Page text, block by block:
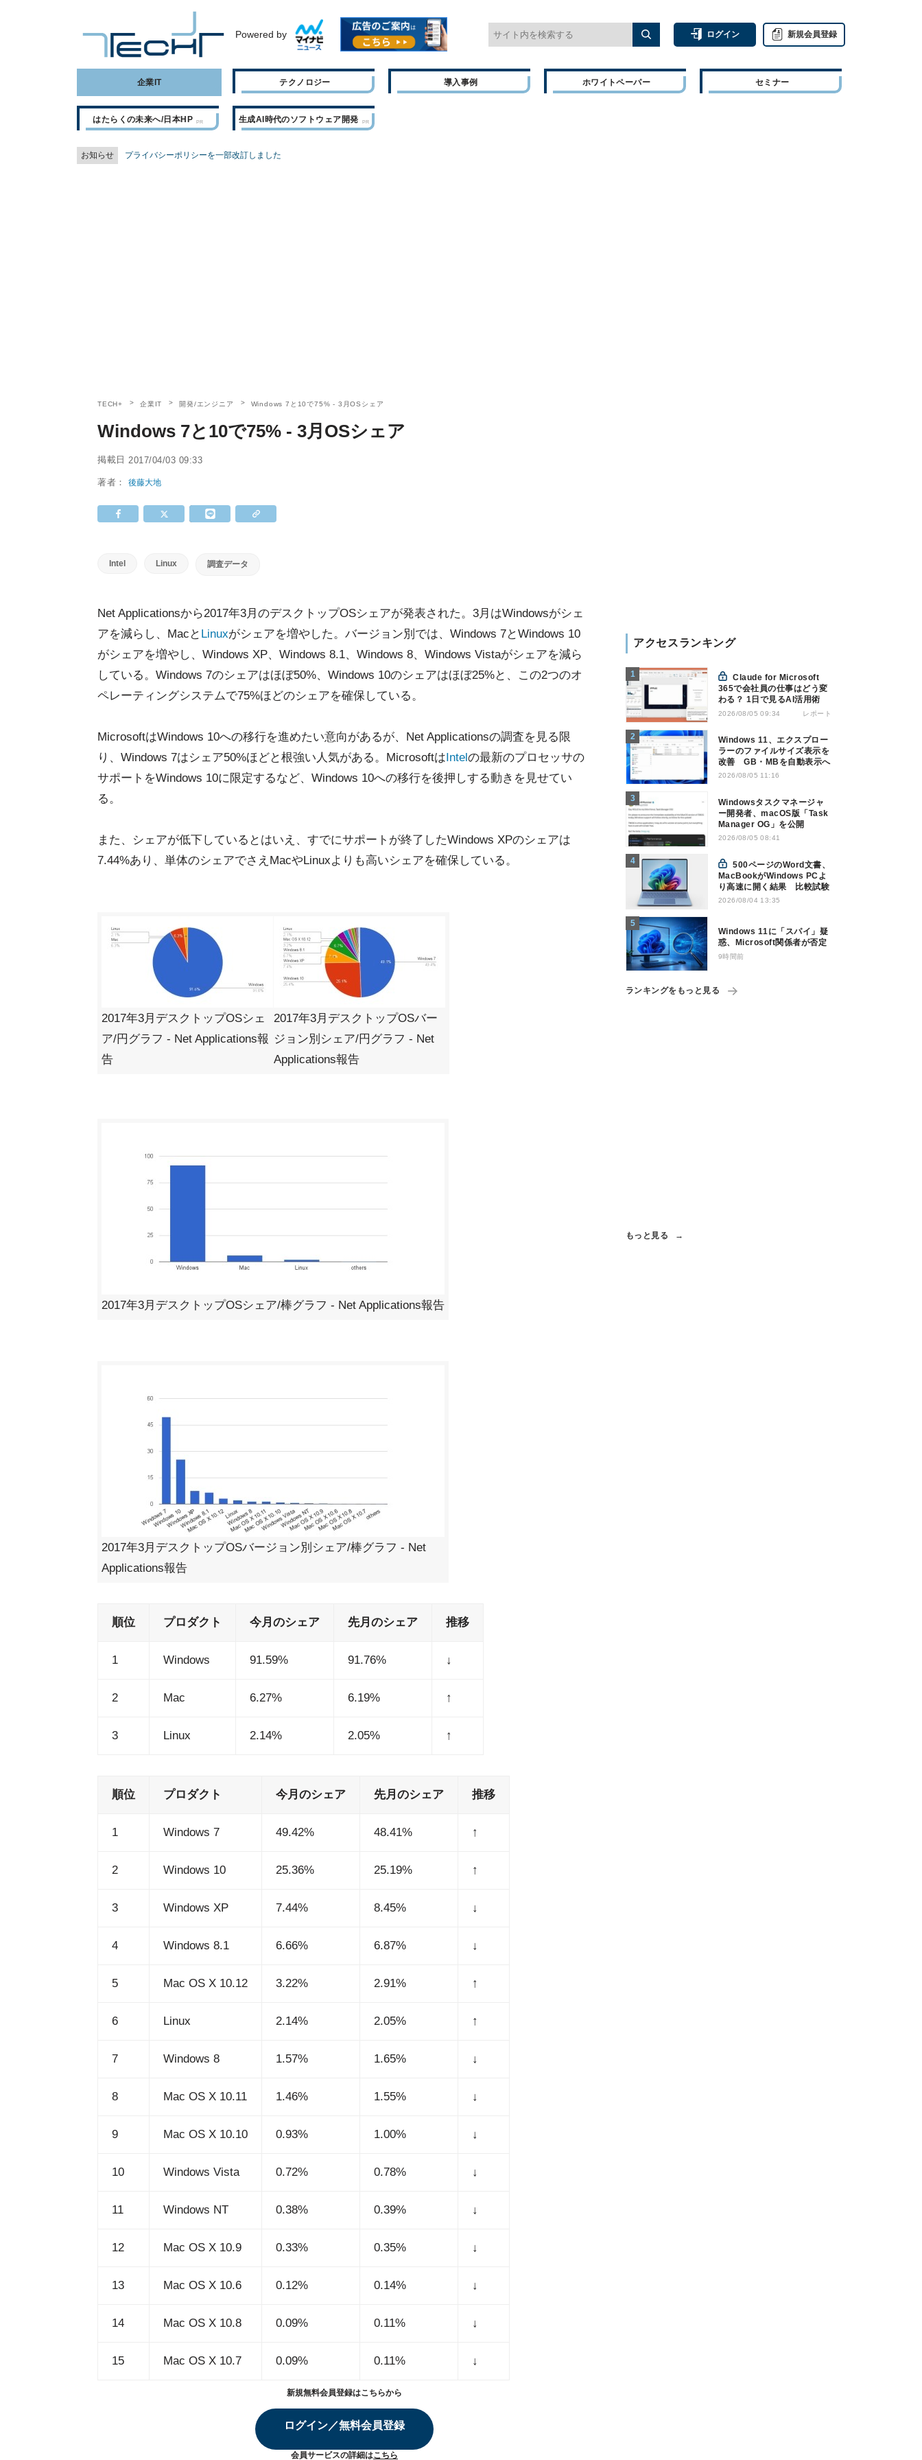
Powered by ログイン 新規会員登録
企業IT テクノロジー 導入事例 ホワイトペーパー セミナー
はたらくの未来へ/日本HP 生成AI時代のソフトウェア開発
お知らせ プライバシーポリシーを一部改訂しました
TECH+ 企業IT 開発/エンジニア Windows 7と10で75% - 3月OSシェア
Windows 7と10で75% - 3月OSシェア
掲載日 2017/04/03 09:33
著者：後藤大地
Intel Linux 調査データ
Net Applicationsから2017年3月のデスクトップOSシェアが発表された。3月はWindowsがシェ
アを減らし、Macと Linuxがシェアを増やした。バージョン別では、Windows 7とWindows 10
がシェアを増やし、Windows XP、Windows 8.1、Windows 8、Windows Vistaがシェアを減ら
している。Windows 7のシェアはほぼ50%、Windows 10のシェアはほぼ25%と、この2つのオ
ペレーティングシステムで75%ほどのシェアを確保している。
MicrosoftはWindows 10への移行を進めたい意向があるが、Net Applicationsの調査を見る限
り、Windows 7はシェア50%ほどと根強い人気がある。MicrosoftはIntelの最新のプロセッサの
サポートをWindows 10に限定するなど、Windows 10への移行を後押しする動きを見せてい
る。
また、シェアが低下しているとはいえ、すでにサポートが終了したWindows XPのシェアは
7.44%あり、単体のシェアでさえMacやLinuxよりも高いシェアを確保している。
2017年3月デスクトップOSシェ
ア/円グラフ - Net Applications報
告
2017年3月デスクトップOSバー
ジョン別シェア/円グラフ - Net
Applications報告
2017年3月デスクトップOSシェア/棒グラフ - Net Applications報告
2017年3月デスクトップOSバージョン別シェア/棒グラフ - Net
Applications報告
順位 プロダクト 今月のシェア 先月のシェア 推移
1 Windows 91.59% 91.76% ↓
2 Mac 6.27% 6.19% ↑
3 Linux 2.14% 2.05% ↑
順位 プロダクト 今月のシェア 先月のシェア 推移
1 Windows 7 49.42% 48.41% ↑
2 Windows 10 25.36% 25.19% ↑
3 Windows XP 7.44% 8.45% ↓
4 Windows 8.1 6.66% 6.87% ↓
5 Mac OS X 10.12 3.22% 2.91% ↑
6 Linux 2.14% 2.05% ↑
7 Windows 8 1.57% 1.65% ↓
8 Mac OS X 10.11 1.46% 1.55% ↓
9 Mac OS X 10.10 0.93% 1.00% ↓
10 Windows Vista 0.72% 0.78% ↓
11 Windows NT 0.38% 0.39% ↓
12 Mac OS X 10.9 0.33% 0.35% ↓
13 Mac OS X 10.6 0.12% 0.14% ↓
14 Mac OS X 10.8 0.09% 0.11% ↓
15 Mac OS X 10.7 0.09% 0.11% ↓
新規無料会員登録はこちらから
ログイン／無料会員登録
会員サービスの詳細はこちら
アクセスランキング
Claude for Microsoft
365で会社員の仕事はどう変
わる？ 1日で見るAI活用術
2026/08/05 09:34 レポート
Windows 11、エクスプロー
ラーのファイルサイズ表示を
改善 GB・MBを自動表示へ
2026/08/05 11:16
Windowsタスクマネージャ
ー開発者、macOS版「Task
Manager OG」を公開
2026/08/05 08:41
500ページのWord文書、
MacBookがWindows PCよ
り高速に開く結果 比較試験
2026/08/04 13:35
Windows 11に「スパイ」疑
惑、Microsoft関係者が否定
9時間前
ランキングをもっと見る
もっと見る